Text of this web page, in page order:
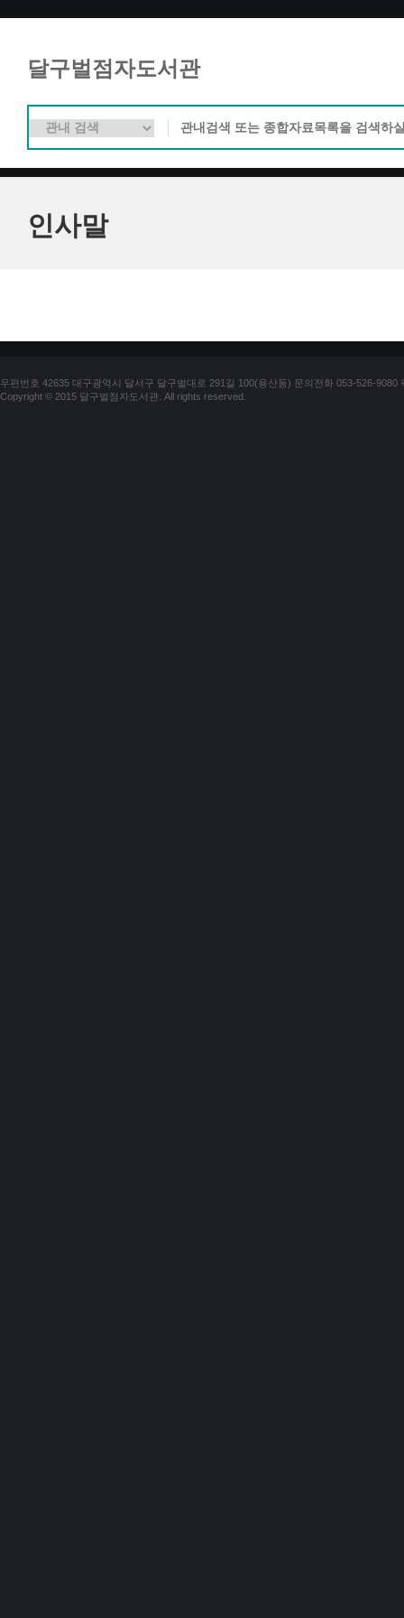
달구벌점자도서관
인사말
우편번호 42635 대구광역시 달서구 달구벌대로 291길 100(용산동) 문의전화 053-526-9080
Copyright © 2015 달구벌점자도서관. All rights reserved.